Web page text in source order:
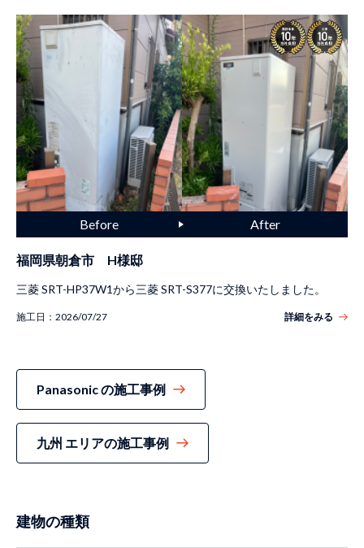
福岡県朝倉市 H様邸
三菱 SRT-HP37W1から三菱 SRT-S377に交換いたしました。
施工日： 2026/07/27 詳細をみる
Panasonic の施工事例
九州 エリアの施工事例
建物の種類